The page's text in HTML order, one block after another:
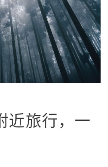
近旅行，一